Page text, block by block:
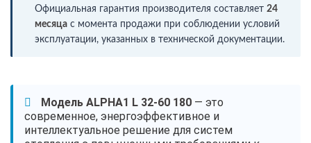
Официальная гарантия производителя составляет 24
месяца с момента продажи при соблюдении условий
эксплуатации, указанных в технической документации.
Модель ALPHA1 L 32-60 180 — это
современное, энергоэффективное и
интеллектуальное решение для систем